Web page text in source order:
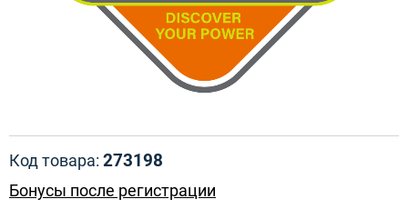
Код товара: 273198
Бонусы после регистрации